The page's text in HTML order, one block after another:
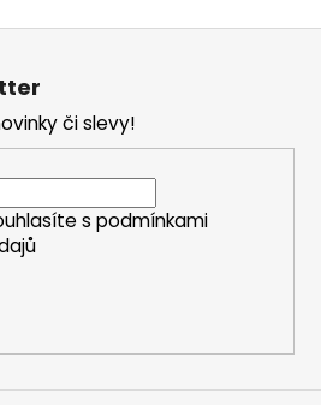
či slevy!
s podmínkami